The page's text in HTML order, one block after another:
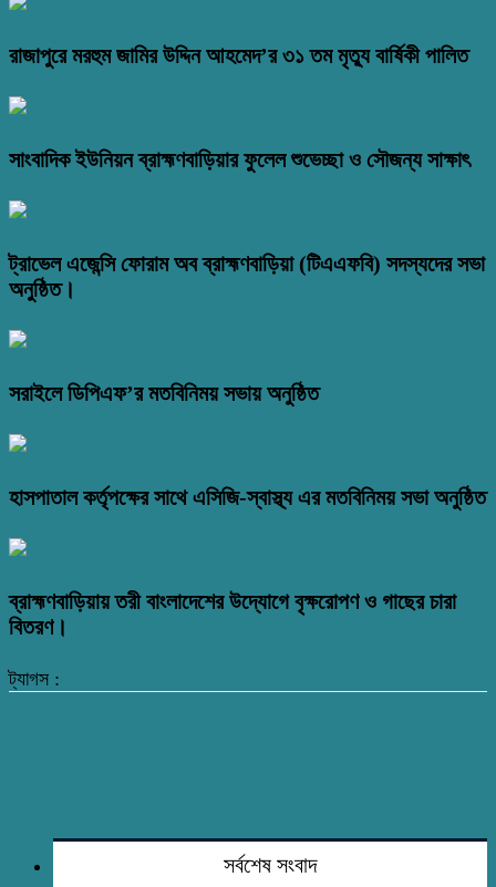
রাজাপুরে মরহুম জামির উদ্দিন আহমেদ’র ৩১ তম মৃত্যু বার্ষিকী পালিত
সাংবাদিক ইউনিয়ন ব্রাহ্মণবাড়িয়ার ফুলেল শুভেচ্ছা ও সৌজন্য সাক্ষাৎ
ট্রাভেল এজেন্সি ফোরাম অব ব্রাহ্মণবাড়িয়া (টিএএফবি) সদস্যদের সভা
অনুষ্ঠিত।
সরাইলে ডিপিএফ’র মতবিনিময় সভায় অনুষ্ঠিত
হাসপাতাল কর্তৃপক্ষের সাথে এসিজি-স্বাস্থ্য এর মতবিনিময় সভা অনুষ্ঠিত
ব্রাহ্মণবাড়িয়ায় তরী বাংলাদেশের উদ্যোগে বৃক্ষরোপণ ও গাছের চারা
বিতরণ।
ট্যাগস :
সর্বশেষ সংবাদ